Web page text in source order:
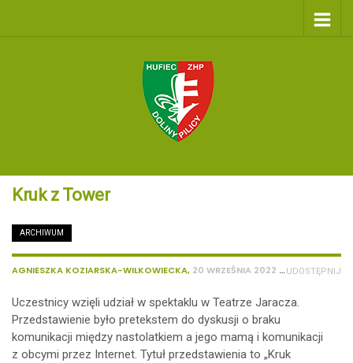
Kruk z Tower
ARCHIWUM
UDOSTĘPNIJ
AGNIESZKA KOZIARSKA-WILKOWIECKA, 20 WRZEŚNIA 2022 / 179
Uczestnicy wzięli udział w spektaklu w Teatrze Jaracza.
Przedstawienie było pretekstem do dyskusji o braku
komunikacji między nastolatkiem a jego mamą i komunikacji
z obcymi przez Internet. Tytuł przedstawienia to „Kruk